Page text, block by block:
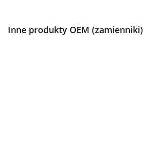
Inne produkty OEM (zamienniki)